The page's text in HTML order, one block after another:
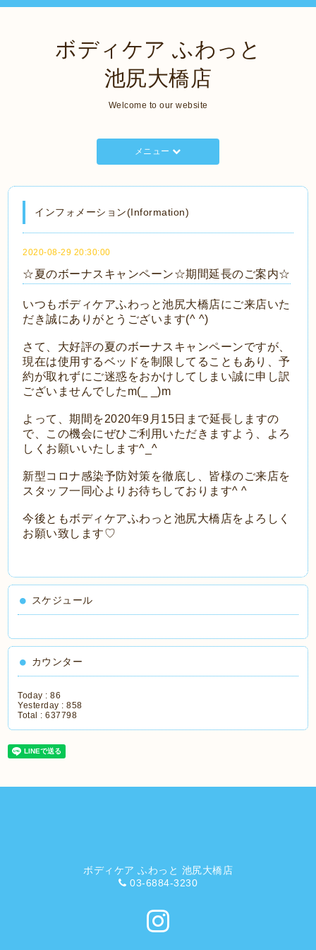
ボディケア ふわっと
池尻大橋店
Welcome to our website
メニュー
インフォメーション(Information)
2020-08-29 20:30:00
☆夏のボーナスキャンペーン☆期間延長のご案内☆
いつもボディケアふわっと池尻大橋店にご来店いた
だき誠にありがとうございます(^ ^)
さて、大好評の夏のボーナスキャンペーンですが、
現在は使用するベッドを制限してることもあり、予
約が取れずにご迷惑をおかけしてしまい誠に申し訳
ございませんでしたm(_ _)m
よって、期間を2020年9月15日まで延長しますの
で、この機会にぜひご利用いただきますよう、よろ
しくお願いいたします^_^
新型コロナ感染予防対策を徹底し、皆様のご来店を
スタッフ一同心よりお待ちしております^ ^
今後ともボディケアふわっと池尻大橋店をよろしく
お願い致します♡
スケジュール
カウンター
Today :86
Yesterday :858
Total :637798
ボディケア ふわっと 池尻大橋店
03-6884-3230